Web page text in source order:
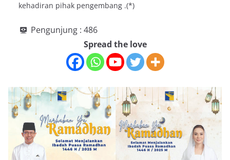
kehadiran pihak pengembang .(*)
Pengunjung : 486
Spread the love